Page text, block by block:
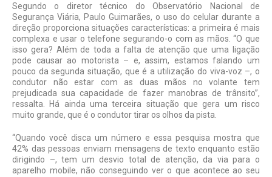
Segundo o diretor técnico do Observatório Nacional de
Segurança Viária, Paulo Guimarães, o uso do celular durante a
direção proporciona situações características: a primeira é mais
complexa e usar o telefone segurando-o com as mãos. “O que
isso gera? Além de toda a falta de atenção que uma ligação
pode causar ao motorista – e, assim, estamos falando um
pouco da segunda situação, que é a utilização do viva-voz –, o
condutor não estar com as duas mãos no volante tem
prejudicada sua capacidade de fazer manobras de trânsito”,
ressalta. Há ainda uma terceira situação que gera um risco
muito grande, que é o condutor tirar os olhos da pista.
“Quando você disca um número e essa pesquisa mostra que
42% das pessoas enviam mensagens de texto enquanto estão
dirigindo –, tem um desvio total de atenção, da via para o
aparelho mobile, não conseguindo ver o que acontece ao seu